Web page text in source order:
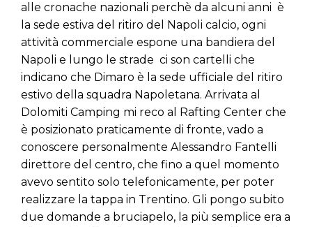
alle cronache nazionali perchè da alcuni anni è
la sede estiva del ritiro del Napoli calcio, ogni
attività commerciale espone una bandiera del
Napoli e lungo le strade ci son cartelli che
indicano che Dimaro è la sede ufficiale del ritiro
estivo della squadra Napoletana. Arrivata al
Dolomiti Camping mi reco al Rafting Center che
è posizionato praticamente di fronte, vado a
conoscere personalmente Alessandro Fantelli
direttore del centro, che fino a quel momento
avevo sentito solo telefonicamente, per poter
realizzare la tappa in Trentino. Gli pongo subito
due domande a bruciapelo, la più semplice era a